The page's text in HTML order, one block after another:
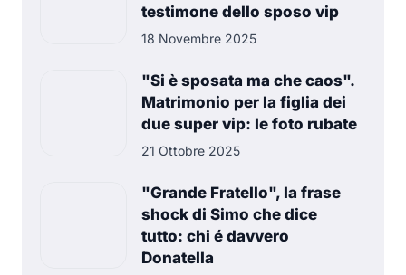
testimone dello sposo vip
18 Novembre 2025
"Si è sposata ma che caos".
Matrimonio per la figlia dei
due super vip: le foto rubate
21 Ottobre 2025
"Grande Fratello", la frase
shock di Simo che dice
tutto: chi é davvero
Donatella